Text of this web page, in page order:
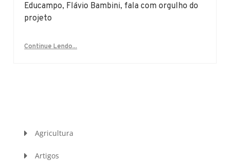
Educampo, Flávio Bambini, fala com orgulho do
projeto
Continue Lendo...
Agricultura
Artigos